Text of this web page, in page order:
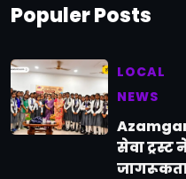
Populer Posts
LOCAL
NEWS
सेवा ट्रस्ट